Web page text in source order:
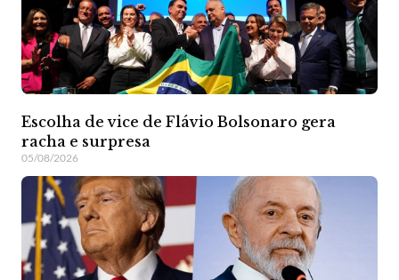
Escolha de vice de Flávio Bolsonaro gera
racha e surpresa
05/08/2026